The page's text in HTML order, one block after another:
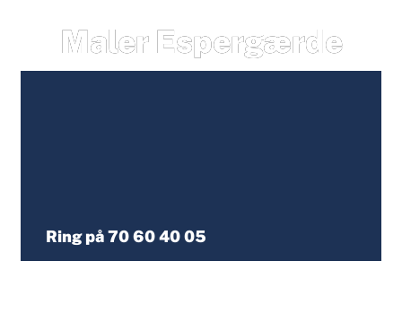
Maler Espergærde
Ring på 70 60 40 05